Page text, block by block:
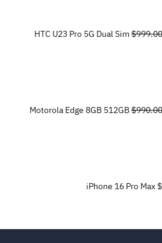
HTC U23 Pro 5G Dual Sim$999.00
Motorola Edge 8GB 512GB$990.00
iPhone 16 Pro Max